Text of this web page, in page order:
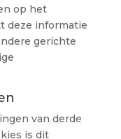
op het
deze informatie
gerichte
van derde
is dit